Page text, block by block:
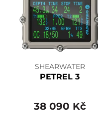
SHEARWATER
PETREL 3
38 090 Kč